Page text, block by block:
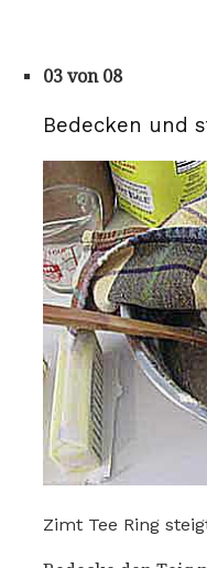
03 von 08
Bedecken und
Zimt Tee Ring